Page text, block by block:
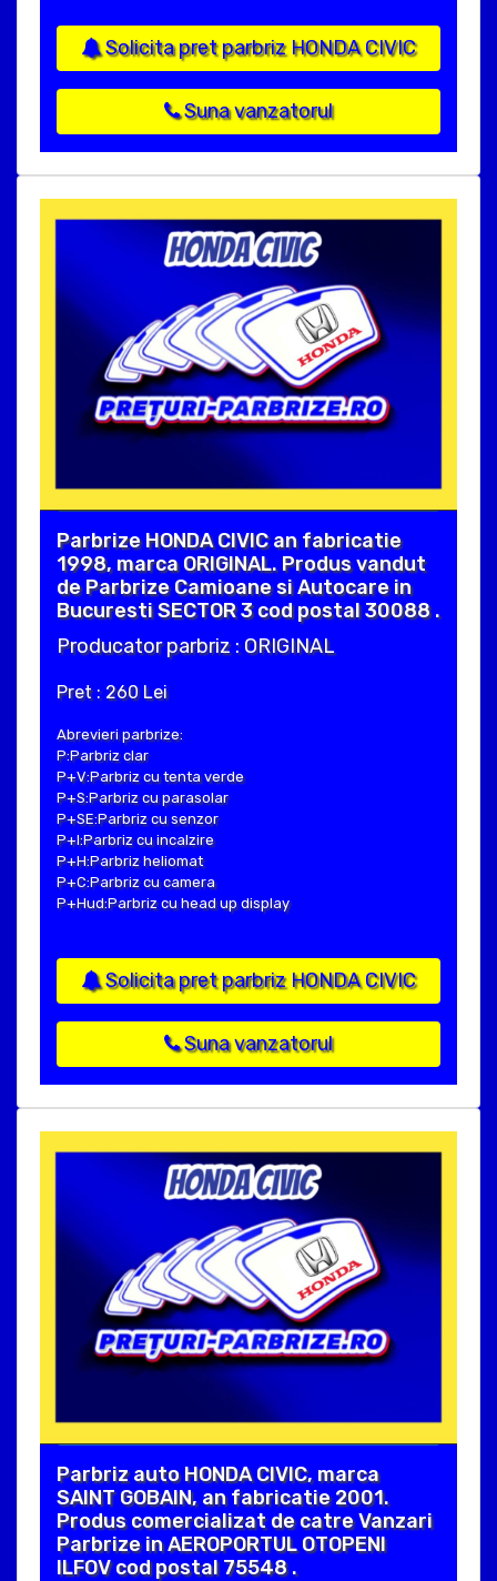
Solicita pret parbriz HONDA CIVIC
Suna vanzatorul
Parbrize HONDA CIVIC an fabricatie
1998, marca ORIGINAL. Produs vandut
de Parbrize Camioane si Autocare in
Bucuresti SECTOR 3 cod postal 30088 .
Producator parbriz : ORIGINAL
Pret : 260 Lei
Abrevieri parbrize:
P:Parbriz clar
P+V:Parbriz cu tenta verde
P+S:Parbriz cu parasolar
P+SE:Parbriz cu senzor
P+I:Parbriz cu incalzire
P+H:Parbriz heliomat
P+C:Parbriz cu camera
P+Hud:Parbriz cu head up display
Solicita pret parbriz HONDA CIVIC
Suna vanzatorul
Parbriz auto HONDA CIVIC, marca
SAINT GOBAIN, an fabricatie 2001.
Produs comercializat de catre Vanzari
Parbrize in AEROPORTUL OTOPENI
ILFOV cod postal 75548 .